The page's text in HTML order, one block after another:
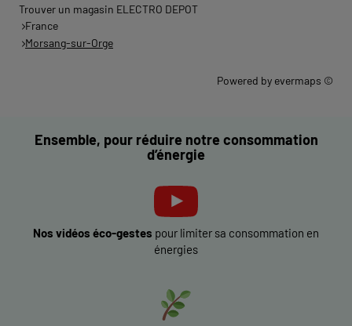
Trouver un magasin ELECTRO DEPOT
France
Morsang-sur-Orge
Powered by evermaps ©
Ensemble, pour réduire notre consommation
d’énergie
Nos vidéos éco-gestes pour limiter sa consommation en
énergies